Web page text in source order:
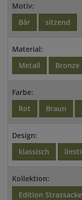
Motiv:
Bär
sitzend
Material:
Metall
Bronze
Farbe:
Rot
Braun
Design:
klassisch
Kollektion:
Edition